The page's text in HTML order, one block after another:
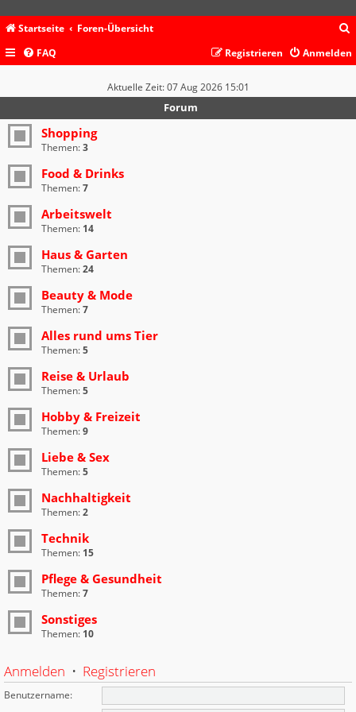
Startseite Foren-Übersicht
c
FAQ Anmelden
Registrieren
Aktuelle Zeit: 07 Aug 2026 15:01
Forum
Shopping
Themen:3
Food & Drinks
Themen:7
Arbeitswelt
Themen: 14
Haus & Garten
Themen:24
Beauty & Mode
Themen:7
Alles rund ums Tier
Themen:5
Reise & Urlaub
Themen:5
Hobby & Freizeit
Themen:9
Liebe & Sex
Themen:5
Nachhaltigkeit
Themen:2
Technik
Themen: 15
Pflege & Gesundheit
Themen:7
Sonstiges
Themen: 10
Anmelden • Registrieren
Benutzername: